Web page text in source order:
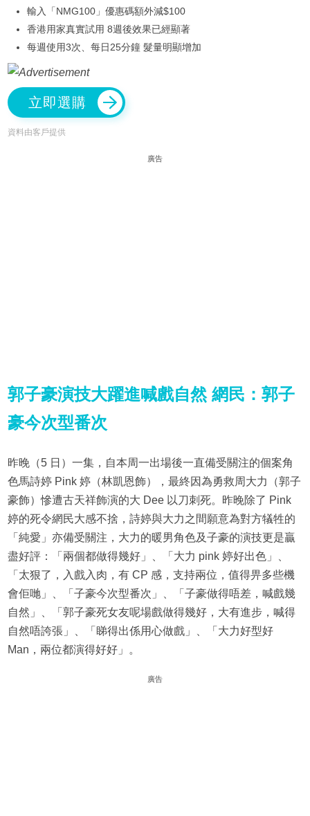
輸入「NMG100」優惠碼額外減$100
香港用家真實試用 8週後效果已經顯著
每週使用3次、每日25分鐘 髮量明顯增加
立即選購
資料由客戶提供
廣告
郭子豪演技大躍進喊戲自然 網民：郭子
豪今次型番次
昨晚（5 日）一集，自本周一出場後一直備受關注的個案角
色馬詩婷 Pink 婷（林凱恩飾），最終因為勇救周大力（郭子
豪飾）慘遭古天祥飾演的大 Dee 以刀刺死。昨晚除了 Pink
婷的死令網民大感不捨，詩婷與大力之間願意為對方犠牲的
「純愛」亦備受關注，大力的暖男角色及子豪的演技更是贏
盡好評：「兩個都做得幾好」、「大力 pink 婷好出色」、
「太狠了，入戲入肉，有 CP 感，支持兩位，值得畀多些機
會佢哋」、「子豪今次型番次」、「子豪做得唔差，喊戲幾
自然」、「郭子豪死女友呢場戲做得幾好，大有進步，喊得
自然唔誇張」、「睇得出係用心做戲」、「大力好型好
Man，兩位都演得好好」。
廣告